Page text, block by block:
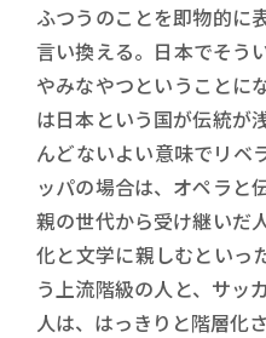
ふつうのことを即物的に
言い換える。日本でそう
やみなやつということに
は日本という国が伝統が
んどないよい意味でリベ
ッパの場合は、オペラと
親の世代から受け継いだ
化と文学に親しむといっ
う上流階級の人と、サッ
人は、はっきりと階層化